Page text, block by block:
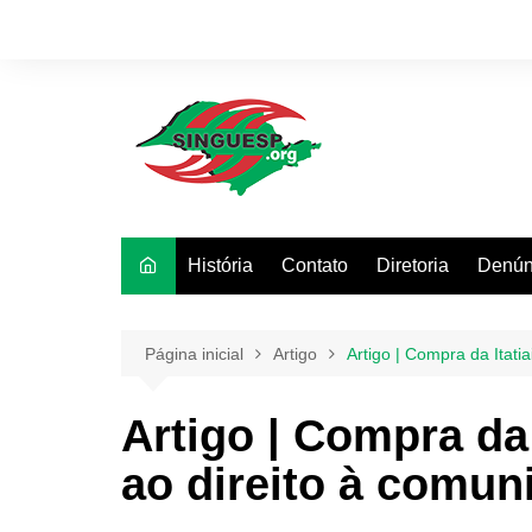
História Contato Diretoria
Página inicial Artigo Artigo | Compra da
Artigo | Compra
ao direito à